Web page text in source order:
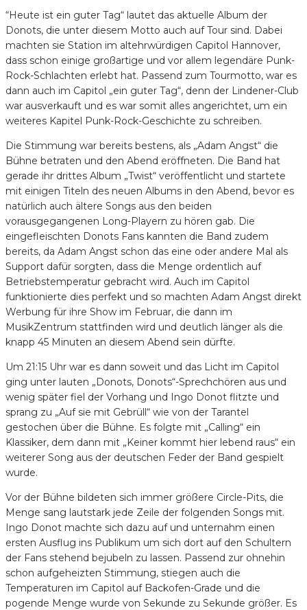
“Heute ist ein guter Tag“ lautet das aktuelle Album der
Donots, die unter diesem Motto auch auf Tour sind. Dabei
machten sie Station im altehrwürdigen Capitol Hannover,
dass schon einige großartige und vor allem legendäre Punk-
Rock-Schlachten erlebt hat. Passend zum Tourmotto, war es
dann auch im Capitol „ein guter Tag“, denn der Lindener-Club
war ausverkauft und es war somit alles angerichtet, um ein
weiteres Kapitel Punk-Rock-Geschichte zu schreiben.
Die Stimmung war bereits bestens, als „Adam Angst“ die
Bühne betraten und den Abend eröffneten. Die Band hat
gerade ihr drittes Album „Twist“ veröffentlicht und startete
mit einigen Titeln des neuen Albums in den Abend, bevor es
natürlich auch ältere Songs aus den beiden
vorausgegangenen Long-Playern zu hören gab. Die
eingefleischten Donots Fans kannten die Band zudem
bereits, da Adam Angst schon das eine oder andere Mal als
Support dafür sorgten, dass die Menge ordentlich auf
Betriebstemperatur gebracht wird. Auch im Capitol
funktionierte dies perfekt und so machten Adam Angst direkt
Werbung für ihre Show im Februar, die dann im
MusikZentrum stattfinden wird und deutlich länger als die
knapp 45 Minuten an diesem Abend sein dürfte.
Um 21:15 Uhr war es dann soweit und das Licht im Capitol
ging unter lauten „Donots, Donots“-Sprechchören aus und
wenig später fiel der Vorhang und Ingo Donot flitzte und
sprang zu „Auf sie mit Gebrüll“ wie von der Tarantel
gestochen über die Bühne. Es folgte mit „Calling“ ein
Klassiker, dem dann mit „Keiner kommt hier lebend raus“ ein
weiterer Song aus der deutschen Feder der Band gespielt
wurde.
Vor der Bühne bildeten sich immer größere Circle-Pits, die
Menge sang lautstark jede Zeile der folgenden Songs mit.
Ingo Donot machte sich dazu auf und unternahm einen
ersten Ausflug ins Publikum um sich dort auf den Schultern
der Fans stehend bejubeln zu lassen. Passend zur ohnehin
schon aufgeheizten Stimmung, stiegen auch die
Temperaturen im Capitol auf Backofen-Grade und die
pogende Menge wurde von Sekunde zu Sekunde größer. Es